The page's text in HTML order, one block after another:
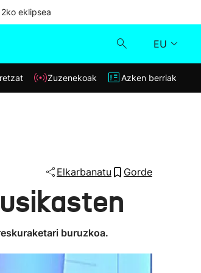
eklipsea
EU
Klisk
Azken berriak
Zuzenekoak Azken berriak
Elkarbanatu Gorde
buruzkoa.